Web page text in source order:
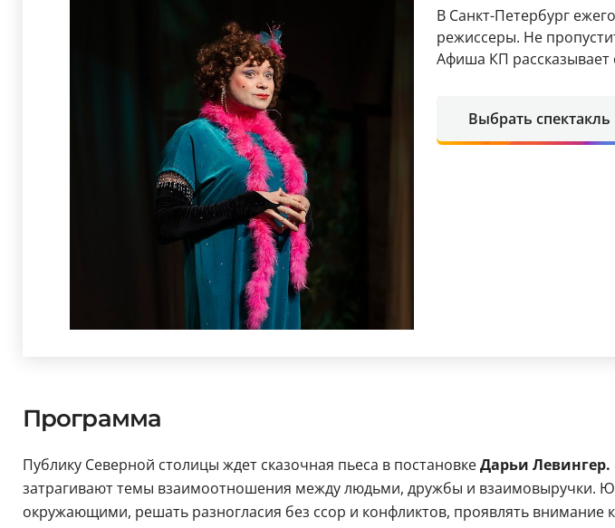
В Санкт-Петербург
режиссеры. Не
Афиша КП рассказывает
Выбрать спектакль
Программа
Публику Северной столицы ждет сказочная пьеса в постановкеДарьи Левингер.
затрагивают темы взаимоотношения между людьми, дружбы и взаимовыручки.
окружающими, решать разногласия без ссор и конфликтов, проявлять внимание к